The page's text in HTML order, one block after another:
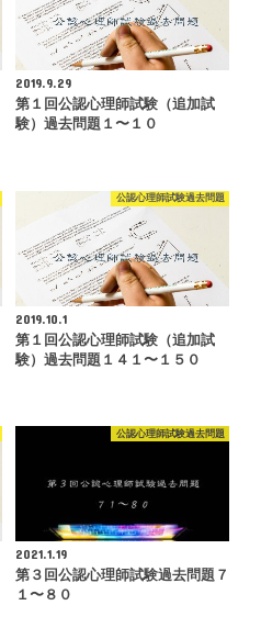
2019.9.29
第１回公認心理師試験（追加試
験）過去問題１〜１０
公認心理師試験過去問題
2019.10.1
第１回公認心理師試験（追加試
験）過去問題１４１〜１５０
公認心理師試験過去問題
2021.1.19
第３回公認心理師試験過去問題７
１〜８０